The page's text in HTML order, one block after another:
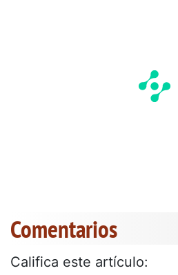
Comentarios
Califica este artículo: